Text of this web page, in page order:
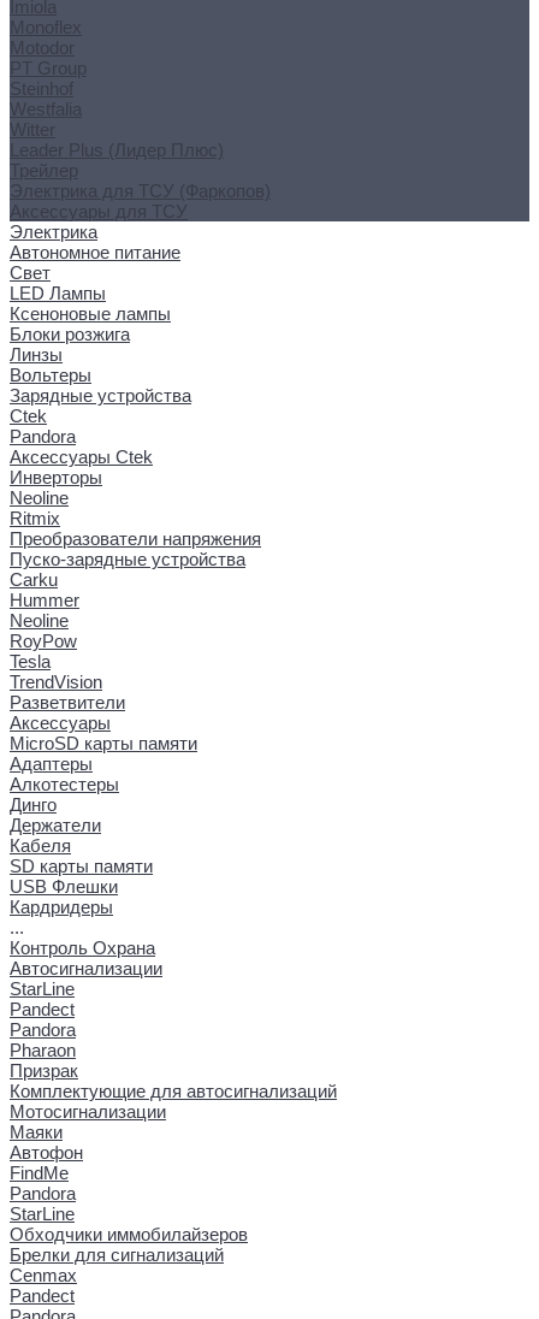
Imiola
Monoflex
Motodor
PT Group
Steinhof
Westfalia
Witter
Leader Plus (Лидер Плюс)
Трейлер
Электрика для ТСУ (Фаркопов)
Аксессуары для ТСУ
Электрика
Автономное питание
Свет
LED Лампы
Ксеноновые лампы
Блоки розжига
Линзы
Вольтеры
Зарядные устройства
Ctek
Pandora
Аксессуары Ctek
Инверторы
Neoline
Ritmix
Преобразователи напряжения
Пуско-зарядные устройства
Carku
Hummer
Neoline
RoyPow
Tesla
TrendVision
Разветвители
Аксессуары
MicroSD карты памяти
Адаптеры
Алкотестеры
Динго
Держатели
Кабеля
SD карты памяти
USB Флешки
Кардридеры
...
Контроль Охрана
Автосигнализации
StarLine
Pandect
Pandora
Pharaon
Призрак
Комплектующие для автосигнализаций
Мотосигнализации
Маяки
Автофон
FindMe
Pandora
StarLine
Обходчики иммобилайзеров
Брелки для сигнализаций
Cenmax
Pandect